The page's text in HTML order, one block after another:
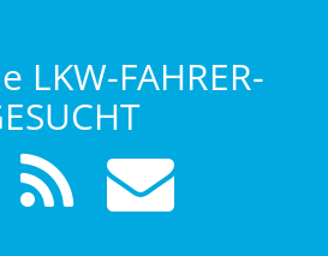
LKW-FAHRER-